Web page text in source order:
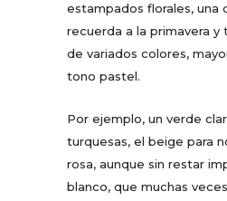
estampados florales, una
recuerda a la primavera
de variados colores,
tono pastel.
Por ejemplo, un verde
turquesas, el beige para
rosa, aunque sin restar
blanco, que muchas